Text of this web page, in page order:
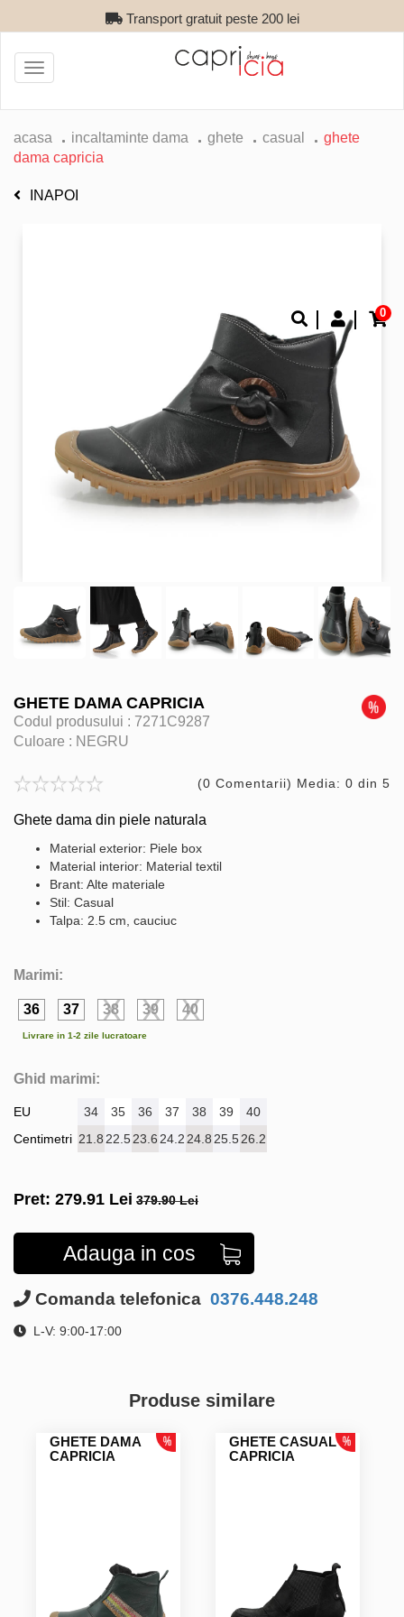
Transport gratuit peste 200 lei
0
Toggle
navigation
acasa incaltaminte dama ghete casual
ghete
dama capricia
INAPOI
GHETE DAMA CAPRICIA
Codul produsului : 7271C9287
Culoare : NEGRU
(0 Comentarii) Media: 0 din 5
Ghete dama din piele naturala
Material exterior: Piele box
Material interior: Material textil
Brant: Alte materiale
Stil: Casual
Talpa: 2.5 cm, cauciuc
Marimi:
36 37 38 39 40
Livrare in 1-2 zile lucratoare
Ghid marimi:
EU
Centimetri
34 35 36 37 38 39
40
21.8 22.523.6 24.2 24.8 25.526.2
Pret: 279.91 Lei 379.90 Lei
Adauga in cos
Comanda telefonica 0376.448.248
L-V: 9:00-17:00
Produse similare
GHETE DAMA
CAPRICIA
GHETE CASUAL
CAPRICIA